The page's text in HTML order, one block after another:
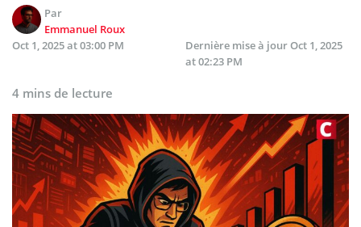
Par
Emmanuel Roux
Oct 1, 2025 at 03:00 PM
Dernière mise à jourOct 1, 2025
at 02:23 PM
4 mins de lecture